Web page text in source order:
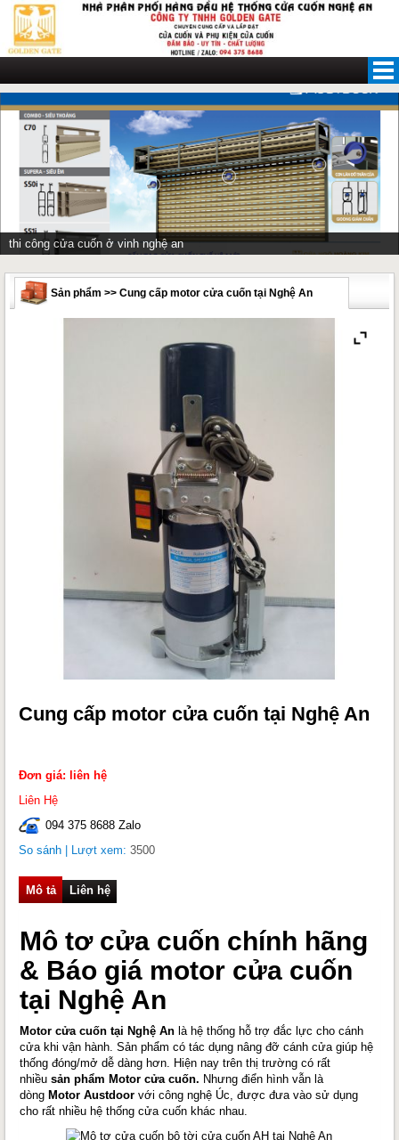
Skip
content
thi công cửa cuốn ở vinh nghệ an
Sản phẩm >> Cung cấp motor cửa cuốn tại Nghệ An
Cung cấp motor cửa cuốn tại Nghệ An
Đơn giá: liên hệ
Liên Hệ
094 375 8688 Zalo
So sánh | Lượt xem: 3500
Mô tả Liên hệ
Mô tơ cửa cuốn chính hãng
& Báo giá motor cửa cuốn
tại Nghệ An
Motor cửa cuốn tại Nghệ An là hệ thống hỗ trợ đắc lực cho cánh
cửa khi vận hành. Sản phẩm có tác dụng nâng đỡ cánh cửa giúp hệ
thống đóng/mở dễ dàng hơn. Hiện nay trên thị trường có rất
nhiều sản phẩm Motor cửa cuốn. Nhưng điển hình vẫn là
dòng Motor Austdoor với công nghệ Úc, được đưa vào sử dụng
cho rất nhiều hệ thống cửa cuốn khác nhau.